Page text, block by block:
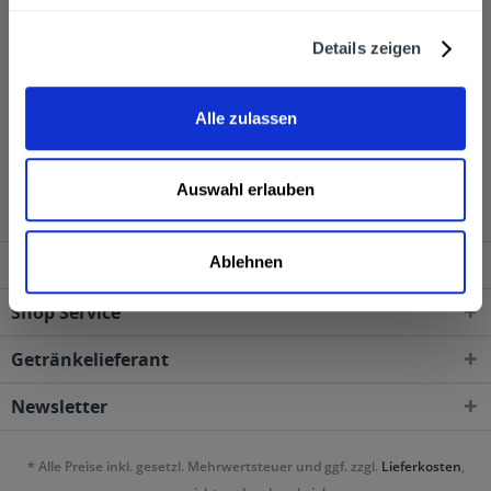
Details zeigen
Alle zulassen
Auswahl erlauben
Ablehnen
Sehr gerne liefern wir Ihnen die Getränke von Brohler,
Brohler wird in den folgenden Regionen, Städten,
Orten und Postleitzahl-Gebieten geliefert
Shop Service
Getränkelieferant
Newsletter
* Alle Preise inkl. gesetzl. Mehrwertsteuer und ggf. zzgl. Lieferkosten,